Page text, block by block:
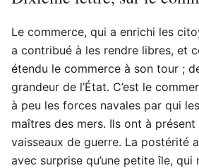
Le commerce, qui a enrichi les
a contribué à les rendre libres, et
étendu le commerce à son tour ;
grandeur de l’État. C’est le
à peu les forces navales par qui
maîtres des mers. Ils ont à
vaisseaux de guerre. La postérité
avec surprise qu’une petite île, qui